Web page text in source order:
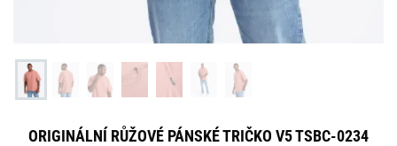
ORIGINÁLNÍ RŮŽOVÉ PÁNSKÉ TRIČKO V5 TSBC-0234